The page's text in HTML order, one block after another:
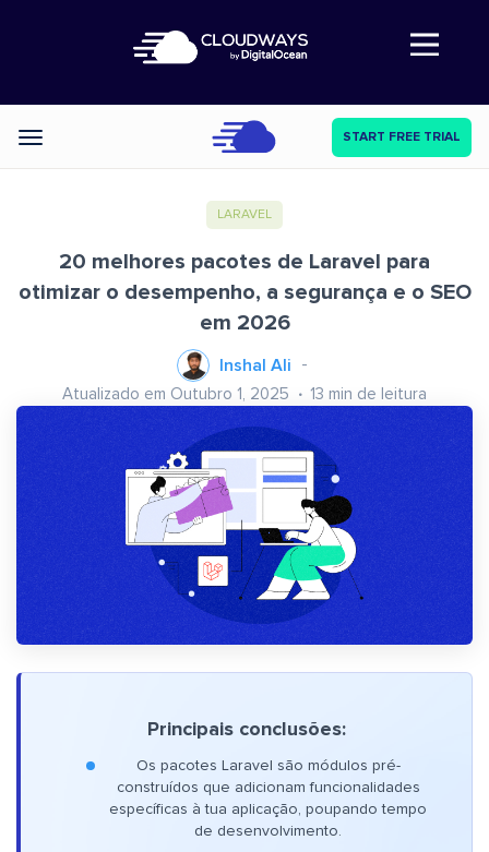
Abre a navegação
Categories START FREE TRIAL
LARAVEL
20 melhores pacotes de Laravel para
otimizar o desempenho, a segurança e o SEO
em 2026
Inshal Ali
Atualizado em Outubro 1, 2025 13 min de leitura
Principais conclusões:
Os pacotes Laravel são módulos pré-
construídos que adicionam funcionalidades
específicas à tua aplicação, poupando tempo
de desenvolvimento.